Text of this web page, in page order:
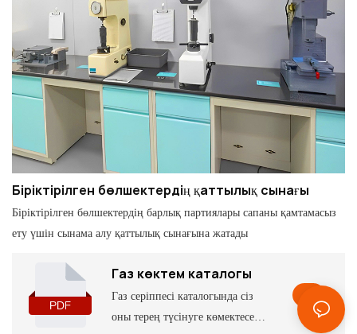
Біріктірілген бөлшектердің қаттылық сынағы
Біріктірілген бөлшектердің барлық партиялары сапаны қамтамасыз
ету үшін сынама алу қаттылық сынағына жатады
Газ көктем каталогы
Газ серіппесі каталогында сіз
оны терең түсінуге көмектесетін